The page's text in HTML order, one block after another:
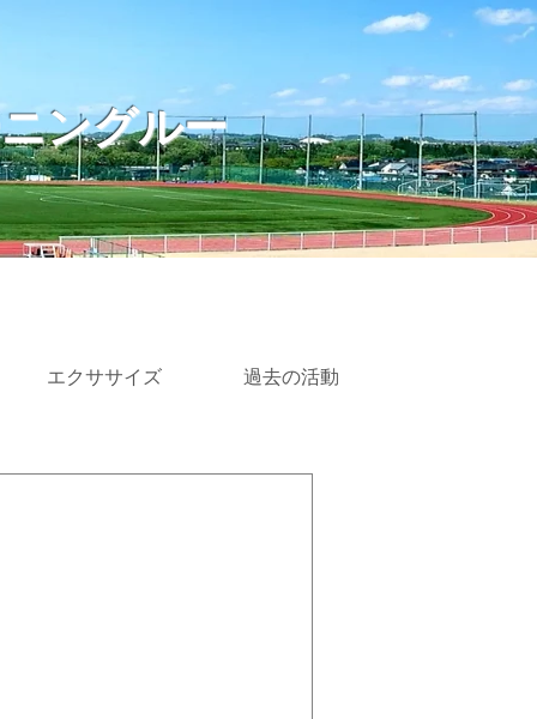
ングルー
エクササイズ 過去の活動